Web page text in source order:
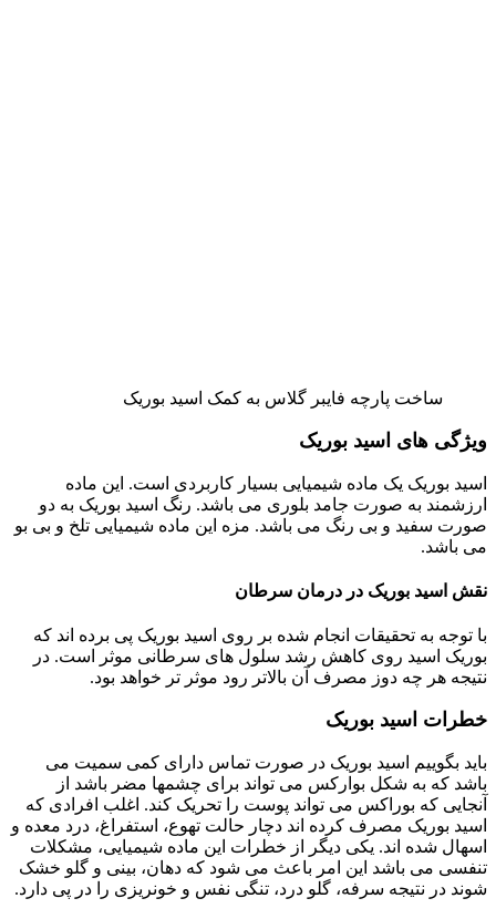
ساخت پارچه فایبر گلاس به کمک اسید بوریک
ویژگی های اسید بوریک
اسید بوریک یک ماده شیمیایی بسیار کاربردی است. این ماده
ارزشمند به صورت جامد بلوری می باشد. رنگ اسید بوریک به دو
صورت سفید و بی رنگ می باشد. مزه این ماده شیمیایی تلخ و بی بو
می باشد.
نقش اسید بوریک در درمان سرطان
با توجه به تحقیقات انجام شده بر روی اسید بوریک پی برده اند که
بوریک اسید روی کاهش رشد سلول های سرطانی موثر است. در
نتیجه هر چه دوز مصرف آن بالاتر رود موثر تر خواهد بود.
خطرات اسید بوریک
باید بگوییم اسید بوریک در صورت تماس دارای کمی سمیت می
باشد که به شکل بوارکس می تواند برای چشمها مضر باشد از
آنجایی که بوراکس می تواند پوست را تحریک کند. اغلب افرادی که
اسید بوریک مصرف کرده اند دچار حالت تهوع، استفراغ، درد معده و
اسهال شده اند. یکی دیگر از خطرات این ماده شیمیایی، مشکلات
تنفسی می باشد این امر باعث می شود که دهان، بینی و گلو خشک
شوند در نتیجه سرفه، گلو درد، تنگی نفس و خونریزی را در پی دارد.